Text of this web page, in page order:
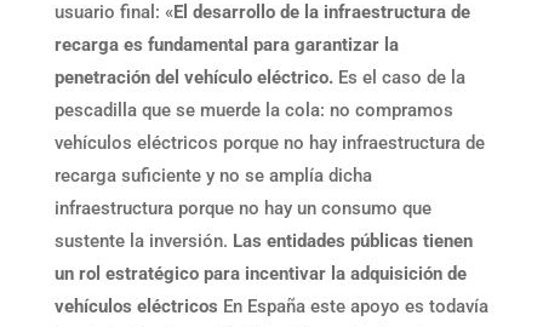
usuario final: «El desarrollo de la infraestructura de
recarga es fundamental para garantizar la
penetración del vehículo eléctrico. Es el caso de la
pescadilla que se muerde la cola: no compramos
vehículos eléctricos porque no hay infraestructura de
recarga suficiente y no se amplía dicha
infraestructura porque no hay un consumo que
sustente la inversión. Las entidades públicas tienen
un rol estratégico para incentivar la adquisición de
vehículos eléctricos En España este apoyo es todavía